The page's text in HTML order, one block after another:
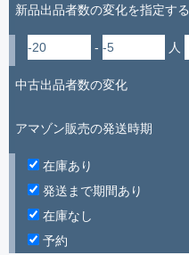
新品出品者数の変化を指定する
- 人
中古出品者数の変化
アマゾン販売の発送時期
在庫あり
発送まで期間あり
在庫なし
予約